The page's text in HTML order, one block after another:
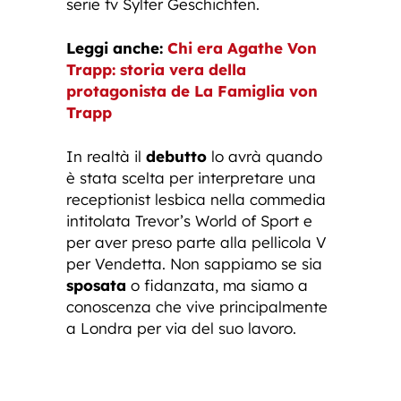
serie tv Sylter Geschichten.
Leggi anche: Chi era Agathe Von
Trapp: storia vera della
protagonista de La Famiglia von
Trapp
In realtà il debutto lo avrà quando
è stata scelta per interpretare una
receptionist lesbica nella commedia
intitolata Trevor’s World of Sport e
per aver preso parte alla pellicola V
per Vendetta. Non sappiamo se sia
sposata o fidanzata, ma siamo a
conoscenza che vive principalmente
a Londra per via del suo lavoro.